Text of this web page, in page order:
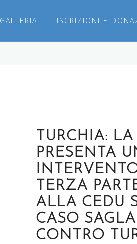
GALLERIA ISCRIZIONI E
TURCHIA:
PRESENTA
TERZA
ALLA CEDU
CASO
CONTRO